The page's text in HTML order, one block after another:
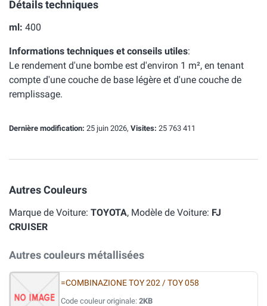
Détails techniques
ml: 400
Informations techniques et conseils utiles:
Le rendement d'une bombe est d'environ 1 m², en tenant
compte d'une couche de base légère et d'une couche de
remplissage.
Dernière modification: 25 juin 2026, Visites: 25 763 411
Autres Couleurs
Marque de Voiture: TOYOTA, Modèle de Voiture: FJ
CRUISER
Autres couleurs métallisées
=COMBINAZIONE TOY 202 / TOY 058
Code couleur originale: 2KB